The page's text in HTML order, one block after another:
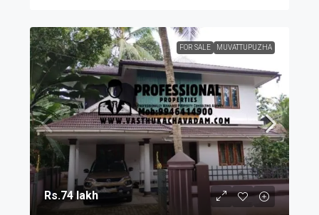
FOR SALE MUVATTUPUZHA
Rs.74 lakh